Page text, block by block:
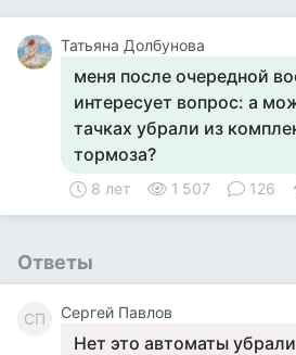
Татьяна Долбунова
меня после очередной
интересует вопрос: а
тачках убрали из
тормоза?
8 лет 1 507 126
Ответы
СП Сергей Павлов
Нет это автоматы